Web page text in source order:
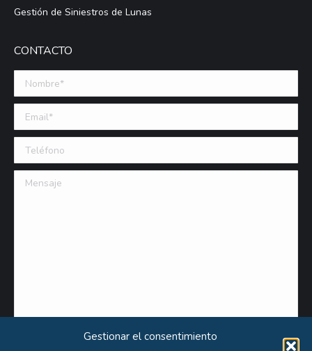
Gestionar el consentimiento
Gestión de Siniestros de Lunas
CONTACTO
Nombre *
Email (requerido)
Teléfono
Mensaje